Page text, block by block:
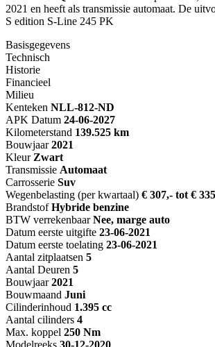
2021 en heeft als transmissie automaat. De
S edition S-Line 245 PK
Basisgegevens
Technisch
Historie
Financieel
Milieu
Kenteken NLL-812-ND
APK Datum 24-06-2027
Kilometerstand 139.525 km
Bouwjaar 2021
Kleur Zwart
Transmissie Automaat
Carrosserie Suv
Wegenbelasting (per kwartaal) € 307,- tot €
Brandstof Hybride benzine
BTW verrekenbaar Nee, marge auto
Datum eerste uitgifte 23-06-2021
Datum eerste toelating 23-06-2021
Aantal zitplaatsen 5
Aantal Deuren 5
Bouwjaar 2021
Bouwmaand Juni
Cilinderinhoud 1.395 cc
Aantal cilinders 4
Max. koppel 250 Nm